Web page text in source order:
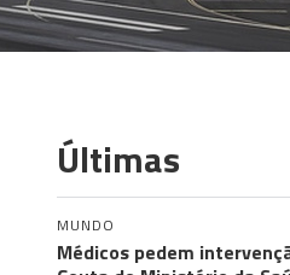
Últimas
MUNDO
Médicos pedem